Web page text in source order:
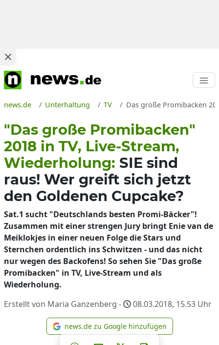
news.de Unterhaltung TV Das große Promibacken
"Das große Promibacken"
2018 in TV, Live-Stream,
Wiederholung: SIE sind
raus! Wer greift sich jetzt
den Goldenen Cupcake?
Sat.1 sucht "Deutschlands besten Promi-Bäcker"!
Zusammen mit einer strengen Jury bringt Enie van de
Meiklokjes in einer neuen Folge die Stars und
Sternchen ordentlich ins Schwitzen - und das nicht
nur wegen des Backofens! So sehen Sie "Das große
Promibacken" in TV, Live-Stream und als
Wiederholung.
Erstellt von Maria Ganzenberg -
08.03.2018, 15.53 Uhr
news.de zu Google
news.de zu Google hinzufügen